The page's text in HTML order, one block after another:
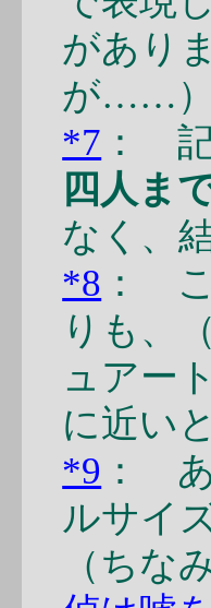
があり
が……）
*7 ：
四人ま
なく、
*8 ：
りも、
ュアー
に近い
*9 ：
ルサイ
（ちな